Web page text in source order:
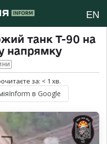
EN
танк Т-90 на
напрямку
за: < 1 хв.
в Google